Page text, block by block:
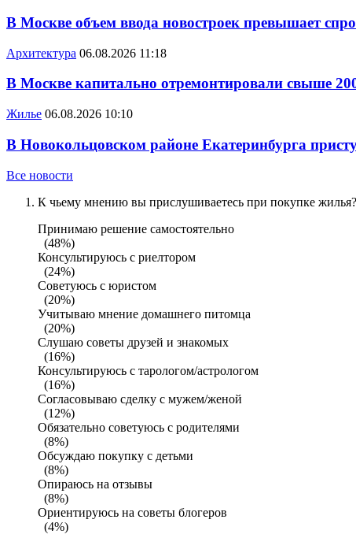
В Москве объем ввода новостроек превышает
Архитектура 06.08.2026 11:18
В Москве капитально отремонтировали свыше
Жилье 06.08.2026 10:10
В Новокольцовском районе Екатеринбурга
Все новости
К чьему мнению вы прислушиваетесь при покупке
Принимаю решение самостоятельно
(48%)
Консультируюсь с риелтором
(24%)
Советуюсь с юристом
(20%)
Учитываю мнение домашнего питомца
(20%)
Слушаю советы друзей и знакомых
(16%)
Консультируюсь с тарологом/астрологом
(16%)
Согласовываю сделку с мужем/женой
(12%)
Обязательно советуюсь с родителями
(8%)
Обсуждаю покупку с детьми
(8%)
Опираюсь на отзывы
(8%)
Ориентируюсь на советы блогеров
(4%)